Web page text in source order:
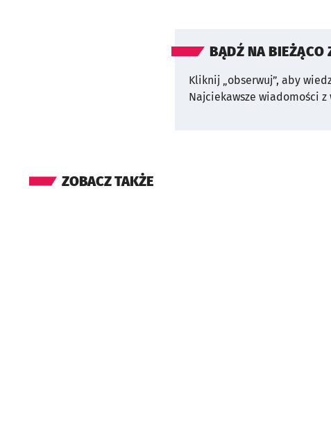
BĄDŹ NA BIEŻĄCO
Kliknij „obserwuj”, aby
Najciekawsze wiadomości z
ZOBACZ TAKŻE